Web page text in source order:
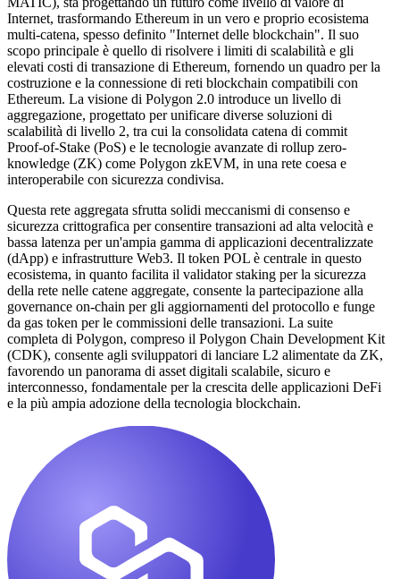
Internet, trasformando Ethereum in un vero e proprio ecosistema
multi-catena, spesso definito "Internet delle blockchain". Il suo
scopo principale è quello di risolvere i limiti di scalabilità e gli
elevati costi di transazione di Ethereum, fornendo un quadro per la
costruzione e la connessione di reti blockchain compatibili con
Ethereum. La visione di Polygon 2.0 introduce un livello di
aggregazione, progettato per unificare diverse soluzioni di
scalabilità di livello 2, tra cui la consolidata catena di commit
Proof-of-Stake (PoS) e le tecnologie avanzate di rollup zero-
knowledge (ZK) come Polygon zkEVM, in una rete coesa e
interoperabile con sicurezza condivisa.
Questa rete aggregata sfrutta solidi meccanismi di consenso e
sicurezza crittografica per consentire transazioni ad alta velocità e
bassa latenza per un'ampia gamma di applicazioni decentralizzate
(dApp) e infrastrutture Web3. Il token POL è centrale in questo
ecosistema, in quanto facilita il validator staking per la sicurezza
della rete nelle catene aggregate, consente la partecipazione alla
governance on-chain per gli aggiornamenti del protocollo e funge
da gas token per le commissioni delle transazioni. La suite
completa di Polygon, compreso il Polygon Chain Development Kit
(CDK), consente agli sviluppatori di lanciare L2 alimentate da ZK,
favorendo un panorama di asset digitali scalabile, sicuro e
interconnesso, fondamentale per la crescita delle applicazioni DeFi
e la più ampia adozione della tecnologia blockchain.